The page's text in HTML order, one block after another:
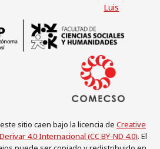
sitio caen bajo la licencia de Creative
4.0 Internacional (CC BY-ND 4.0). El